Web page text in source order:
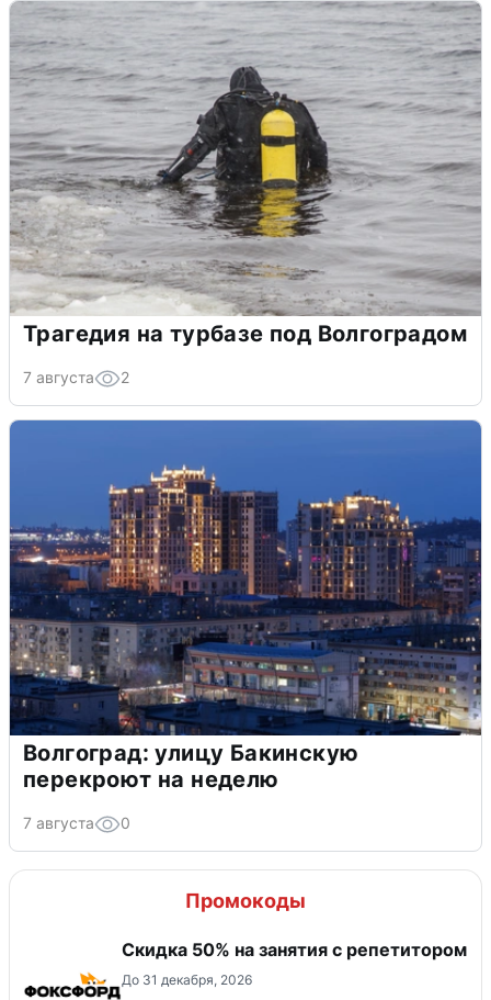
Трагедия на турбазе под Волгоградом
7 августа 2
Волгоград: улицу Бакинскую
перекроют на неделю
7 августа 0
Промокоды
Скидка 50% на занятия с репетитором
До 31 декабря, 2026